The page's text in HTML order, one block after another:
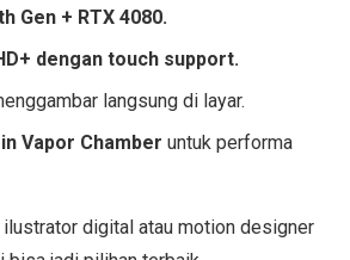
Gen + RTX 4080.
dengan touch support.
langsung di layar.
Vapor Chamber untuk performa
ilustrator digital atau motion designer